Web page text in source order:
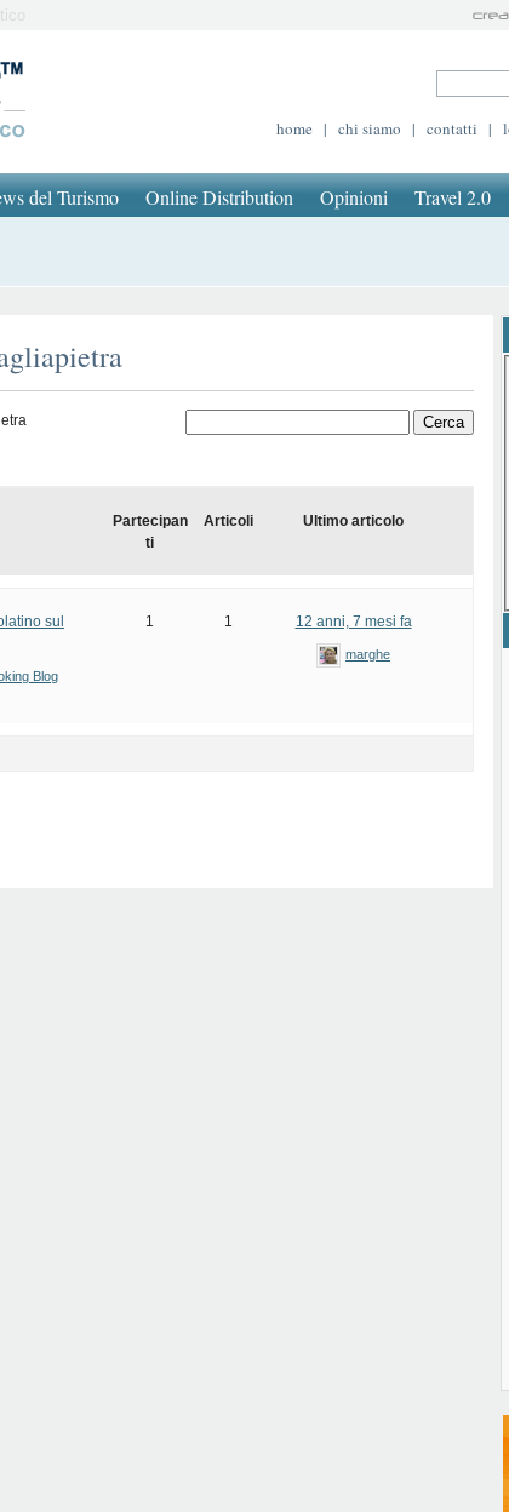
home | chi siamo | contatti |
del Turismo Online Distribution Opinioni Travel 2.0
Partecipan
ti
Articoli Ultimo articolo
sul
Blog
1 1 12 anni, 7 mesi fa
marghe